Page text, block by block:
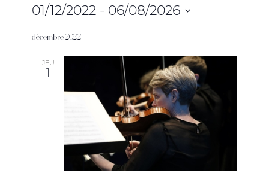
01/12/2022 - 06/08/2026
une
décembre 2022
JEU
1